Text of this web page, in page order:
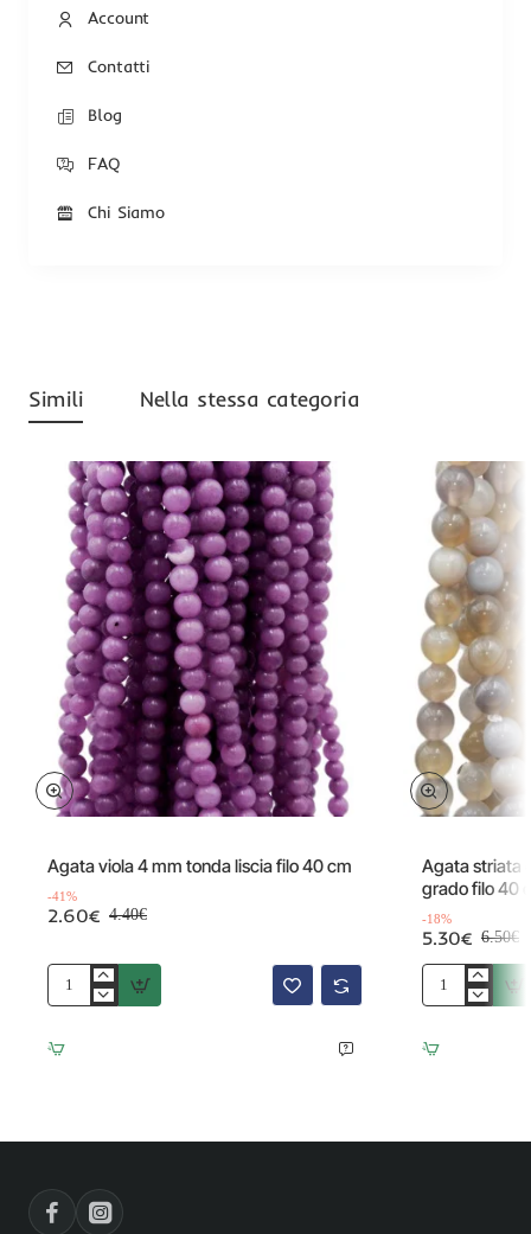
Account
Contatti
Blog
FAQ
Chi Siamo
Simili Nella stessa categoria
Agata viola 4 mm tonda liscia filo 40 cm
-41%
2.60€ 4.40€
Agata
4
mm
Agata striata
grado filo 40
-18%
5.30€ 6.50€
Agata
grigia
tonda